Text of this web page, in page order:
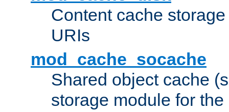
Content cache
URIs
mod_cache_socache
Shared object cache
storage module for